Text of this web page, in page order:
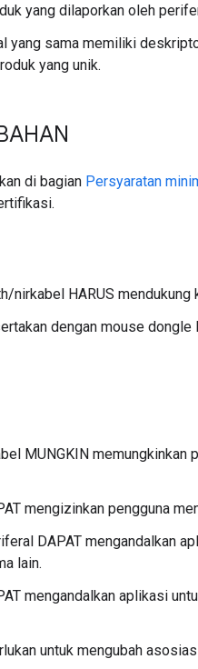
yang dilaporkan oleh
yang sama memiliki
yang unik.
di bagian Persyaratan
nirkabel HARUS mendukung
dengan mouse dongle
MUNGKIN memungkinkan
mengizinkan pengguna
DAPAT mengandalkan
lain.
mengandalkan aplikasi
untuk mengubah